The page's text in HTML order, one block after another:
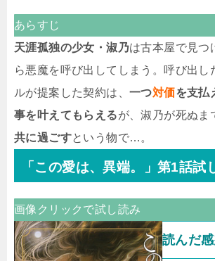
あらすじ
天涯孤独の少女・淑乃は古本屋で見つ
ら悪魔を呼び出してしまう。呼び出し
ルが提案した契約は、 一つ対価を支払
事を叶えてもらえるが、淑乃が死ぬま
共に過ごすという物で…。
「この愛は、異端。」第1話試
画像クリックで試し読み
読んだ